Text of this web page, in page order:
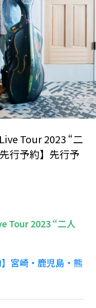
Tour 2023 “二
行予約】先行予
Tour 2023 “二人
宮崎・鹿児島・熊